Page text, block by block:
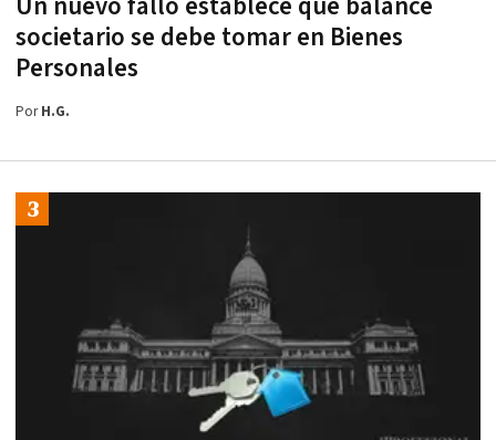
Un nuevo fallo establece qué balance
societario se debe tomar en Bienes
Personales
PorH.G.